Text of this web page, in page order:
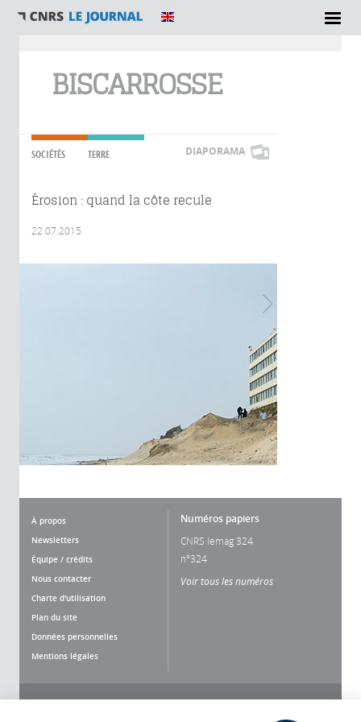
BISCARROSSE
SOCIÉTÉS TERRE DIAPORAMA
Érosion : quand la côte recule
22.07.2015
À propos
Newsletters
Équipe / crédits
Nous contacter
Charte d'utilisation
Plan du site
Données personnelles
Mentions légales
Numéros papiers
CNRS lemag 324
n°324
Voir tous les numéros